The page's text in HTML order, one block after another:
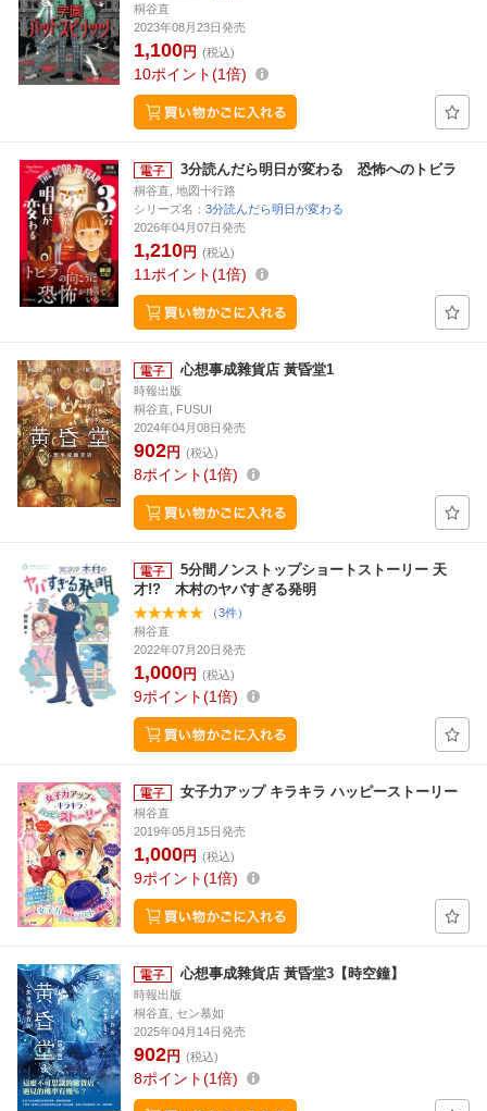
桐谷直
2023年08月23日発売
1,100円 (税込)
10ポイント 1倍
3分読んだら明日が変わる 恐怖へのトビラ
桐谷直, 地図十行路
シリーズ名： 3分読んだら明日が変わる
2026年04月07日発売
1,210円 (税込)
11 ポイント 1倍
心想事成雜貨店 黃昏堂1
時報出版
桐谷直, FUSUI
2024年04月08日発売
902円 (税込)
8ポイント 1倍
5分間ノンストップショートストーリー 天
才!? 木村のヤバすぎる発明
（3件）
桐谷直
2022年07月20日発売
1,000円 (税込)
9ポイント 1倍
女子力アップ キラキラ ハッピーストーリー
桐谷直
2019年05月15日発売
1,000円 (税込)
9ポイント 1倍
心想事成雜貨店 黃昏堂3【時空鐘】
時報出版
桐谷直, セン慕如
2025年04月14日発売
902円 (税込)
8ポイント 1倍